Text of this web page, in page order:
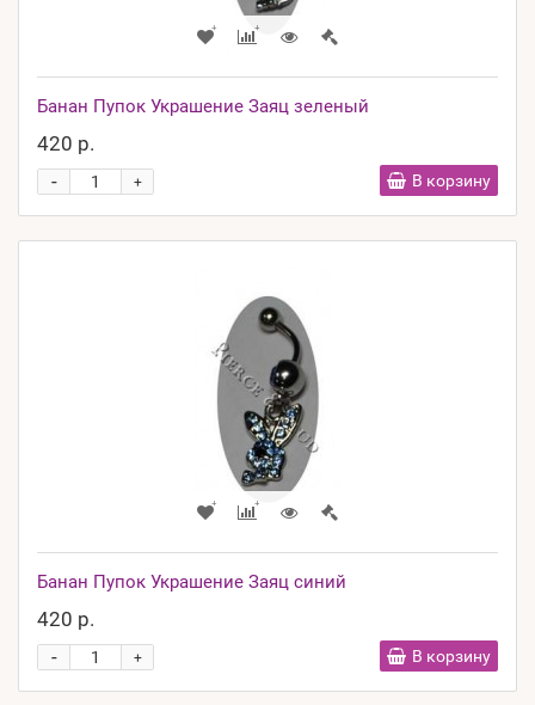
Банан Пупок Украшение Заяц зеленый
420 р.
+
- В корзину
Банан Пупок Украшение Заяц синий
420 р.
+
- В корзину